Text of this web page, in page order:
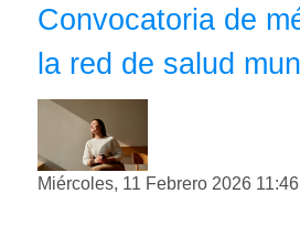
Convocatoria de
la red de salud
Miércoles, 11 Febrero 2026 11:46